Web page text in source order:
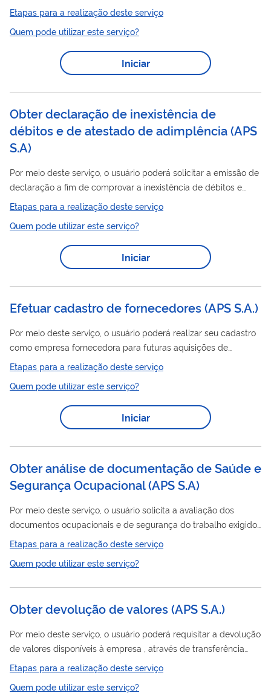
âmbito do Programa de Atendimento Habitacional através do
Poder Público (PRÓ-MORADIA) - Modalidade de Urbanização e
Regularização de Assentamentos Precários (UAP), com o
objetivo de apoiar a consolidação de assentamentos precários
habitados predominantemente por população de baixa renda.
regularização fundiária de...
Etapas para a realização deste serviço
Quem pode utilizar este serviço?
Iniciar
Obter declaração de inexistência de
débitos e de atestado de adimplência (APS
S.A)
Por meio deste serviço, o usuário poderá solicitar a emissão de
declaração a fim de comprovar a inexistência de débitos e
atender ao disposto na Portaria SEP nº 111/2013, para
obtenção do certificado de operador portuário ou a emissão de
atestado a fim de comprovar a adimplência da empresa junto
à Autoridade Portuária de Santos.
Etapas para a realização deste serviço
Quem pode utilizar este serviço?
Iniciar
Efetuar cadastro de fornecedores (APS S.A.)
Por meio deste serviço, o usuário poderá realizar seu cadastro
como empresa fornecedora para futuras aquisições de
bens/serviços da Autoridade Portuária de Santos
Etapas para a realização deste serviço
Quem pode utilizar este serviço?
Iniciar
Obter análise de documentação de Saúde e
Segurança Ocupacional (APS S.A)
Por meio deste serviço, o usuário solicita a avaliação dos
documentos ocupacionais e de segurança do trabalho exigidos
previamente para o início de obras e serviços nas áreas do
Porto Organizado de Santos.
Etapas para a realização deste serviço
Quem pode utilizar este serviço?
Obter devolução de valores (APS S.A.)
Por meio deste serviço, o usuário poderá requisitar a devolução
de valores disponíveis à empresa , através de transferência
eletrônica ou ainda através de encontro de contas.
Etapas para a realização deste serviço
Quem pode utilizar este serviço?